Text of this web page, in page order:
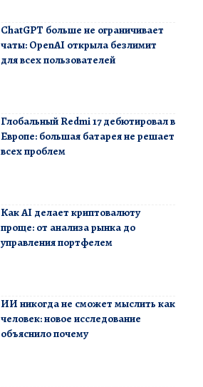
ChatGPT больше не ограничивает
чаты: OpenAI открыла безлимит
для всех пользователей
Глобальный Redmi 17 дебютировал в
Европе: большая батарея не решает
всех проблем
Как AI делает криптовалюту
проще: от анализа рынка до
управления портфелем
ИИ никогда не сможет мыслить как
человек: новое исследование
объяснило почему